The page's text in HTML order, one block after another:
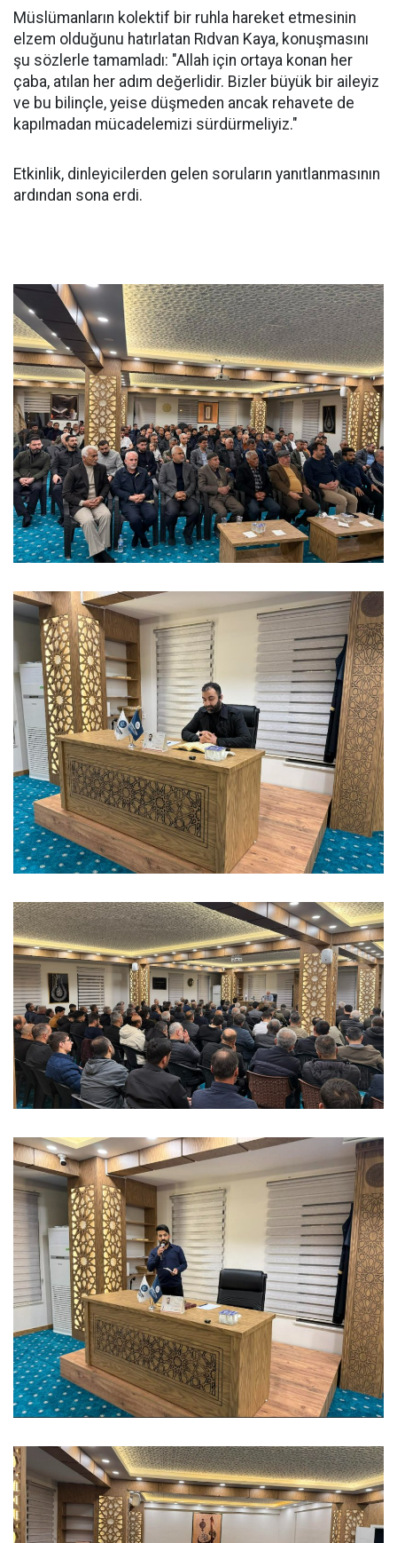
Müslümanların kolektif bir ruhla hareket etmesinin
elzem olduğunu hatırlatan Rıdvan Kaya, konuşmasını
şu sözlerle tamamladı: "Allah için ortaya konan her
çaba, atılan her adım değerlidir. Bizler büyük bir aileyiz
ve bu bilinçle, yeise düşmeden ancak rehavete de
kapılmadan mücadelemizi sürdürmeliyiz."
Etkinlik, dinleyicilerden gelen soruların yanıtlanmasının
ardından sona erdi.